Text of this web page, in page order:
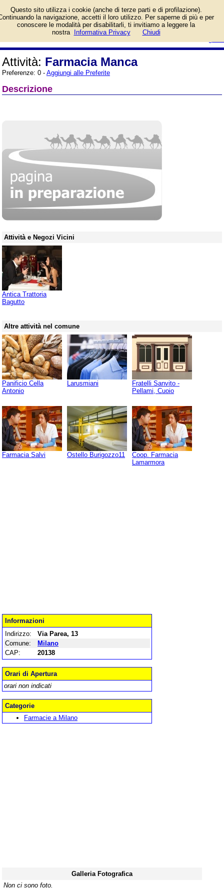
Manca a Milano, Via Parea, 13.
Categoria Farmacie.
Attività: Farmacia Manca
Preferenze: 0 - Aggiungi alle Preferite
Descrizione
Attività e Negozi Vicini
Antica Trattoria
Bagutto
Altre attività nel comune
Panificio Cella
Antonio
Larusmiani
Fratelli Sanvito -
Pellami, Cuoio
Farmacia Salvi Ostello Burigozzo11
Coop. Farmacia
Lamarmora
Informazioni
Indirizzo:
Via Parea, 13
Comune:
Milano
CAP:
20138
Orari di Apertura
orari non indicati
Categorie
Farmacie a Milano
Galleria Fotografica
Non ci sono foto.
Questo sito utilizza i cookie (anche di terze parti e di profilazione).
la navigazione, accetti il loro utilizzo. Per saperne di più e per
conoscere le modalità per disabilitarli, ti invitiamo a leggere la
nostra
Informativa Privacy Chiudi